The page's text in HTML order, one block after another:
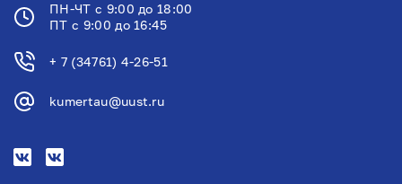
ПН-ЧТ с 9:00 до 18:00
ПТ с 9:00 до 16:45
+ 7 (34761) 4-26-51
kumertau@uust.ru